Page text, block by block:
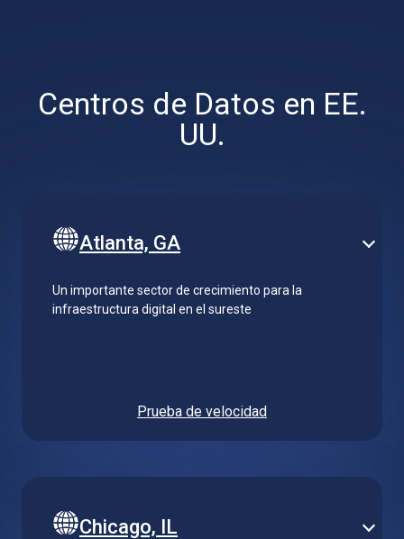
Centros de Datos en EE.
UU.
Atlanta, GA
Un importante sector de crecimiento para la
infraestructura digital en el sureste
Prueba de velocidad
Chicago, IL